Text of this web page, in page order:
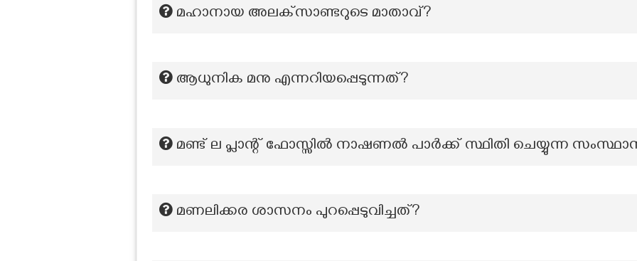
മഹാനായ അലക്‌സാണ്ടറുടെ മാതാവ്?
ആധുനിക മനു എന്നറിയപ്പെടുന്നത്?
മണ്ട് ല പ്ലാന്റ് ഫോസ്സിൽ നാഷണൽ പാർക്ക് സ്ഥിതി ചെയ്യുന്ന
മണലിക്കര ശാസനം പുറപ്പെടുവിച്ചത്?